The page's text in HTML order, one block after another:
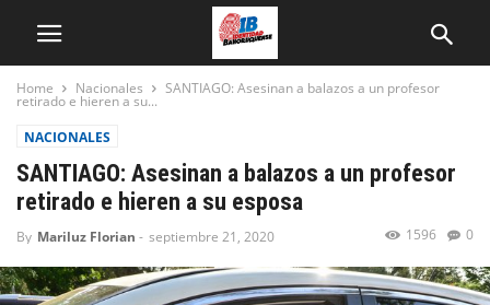
Home Nacionales SANTIAGO: Asesinan a balazos a un profesor
retirado e hieren a su...
NACIONALES
SANTIAGO: Asesinan a balazos a un profesor
retirado e hieren a su esposa
By Mariluz Florian - septiembre 21, 2020 0
1596